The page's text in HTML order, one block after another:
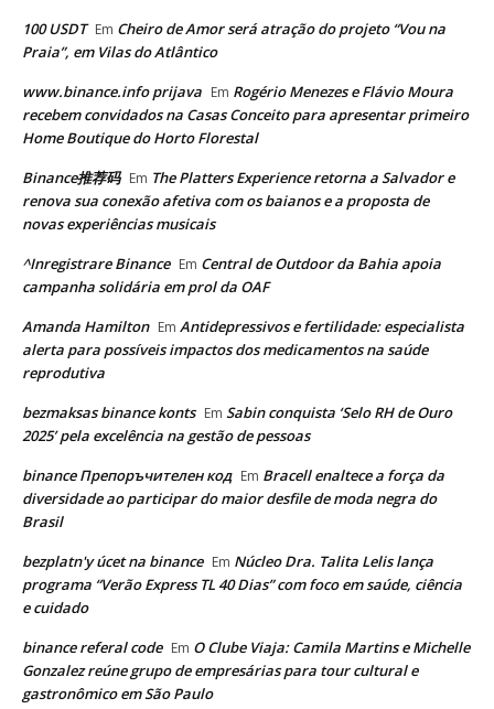
100 USDT Em Cheiro de Amor será atração do projeto “Vou na
Praia”, em Vilas do Atlântico
www.binance.info prijava Em Rogério Menezes e Flávio Moura
recebem convidados na Casas Conceito para apresentar primeiro
Home Boutique do Horto Florestal
Binance推荐码 Em The Platters Experience retorna a Salvador e
renova sua conexão afetiva com os baianos e a proposta de
novas experiências musicais
^Inregistrare Binance Em Central de Outdoor da Bahia apoia
campanha solidária em prol da OAF
Amanda Hamilton Em Antidepressivos e fertilidade: especialista
alerta para possíveis impactos dos medicamentos na saúde
reprodutiva
bezmaksas binance konts Em Sabin conquista ‘Selo RH de Ouro
2025’ pela excelência na gestão de pessoas
binance Препоръчителен код Em Bracell enaltece a força da
diversidade ao participar do maior desfile de moda negra do
Brasil
bezplatn'y úcet na binance Em Núcleo Dra. Talita Lelis lança
programa “Verão Express TL 40 Dias” com foco em saúde, ciência
e cuidado
binance referal code Em O Clube Viaja: Camila Martins e Michelle
Gonzalez reúne grupo de empresárias para tour cultural e
gastronômico em São Paulo